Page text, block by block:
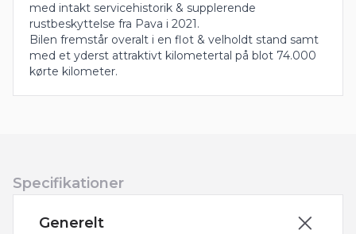
med intakt servicehistorik & supplerende
rustbeskyttelse fra Pava i 2021.
Bilen fremstår overalt i en flot & velholdt stand samt
med et yderst attraktivt kilometertal på blot 74.000
kørte kilometer.
Specifikationer
Generelt